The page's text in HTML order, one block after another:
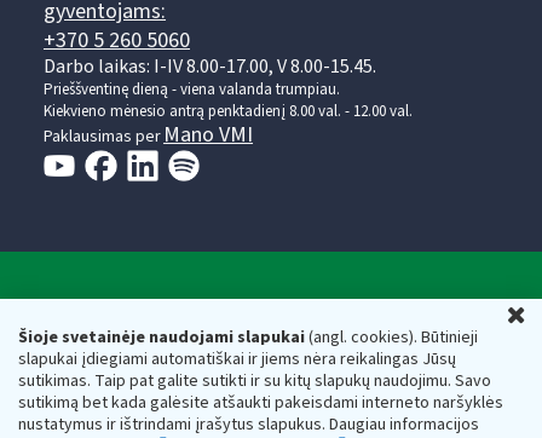
Šioje svetainėje naudojami slapukai(angl. cookies). Būtinieji
slapukai įdiegiami automatiškai ir jiems nėra reikalingas Jūsų
sutikimas. Taip pat galite sutikti ir su kitų slapukų naudojimu. Savo
sutikimą bet kada galėsite atšaukti pakeisdami interneto naršyklės
nustatymus ir ištrindami įrašytus slapukus. Daugiau informacijos
gyventojams:
+370 5 260 5060
Darbo laikas: I-IV 8.00-17.00, V 8.00-15.45.
Prieššventinę dieną - viena valanda trumpiau.
Kiekvieno mėnesio antrą penktadienį 8.00 val. - 12.00 val.
Paklausimas perMano VMI
Valstybinė mokesčių inspekcija prie Lietuvos
Respublikos finansų ministerijos
Biudžetinė įstaiga. Juridinio asmens kodas — 188659752,
adresas: Vasario 16-osios g. 14, 01107 Vilnius, Lietuva, el.paštas:
vmi@vmi.lt , E. pristatymo dėžutės adresas 188659752